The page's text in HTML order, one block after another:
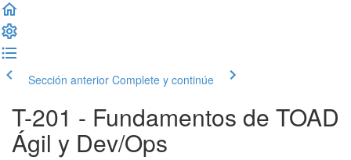
Sección anterior Complete y continúe
T-201 - Fundamentos de TOAD
Ágil y Dev/Ops